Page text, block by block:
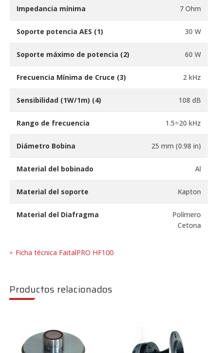
Impedancia mínima 7 Ohm
Soporte potencia AES (1) 30 W
Soporte máximo de potencia (2) 60 W
Frecuencia Mínima de Cruce (3) 2 kHz
Sensibilidad (1W/1m) (4) 108 dB
Rango de frecuencia 1.5÷20 kHz
Diámetro Bobina 25 mm (0.98 in)
Material del bobinado Al
Material del soporte Kapton
Material del Diafragma
Polímero
Cetona
Ficha técnica FaitalPRO HF100
Productos relacionados